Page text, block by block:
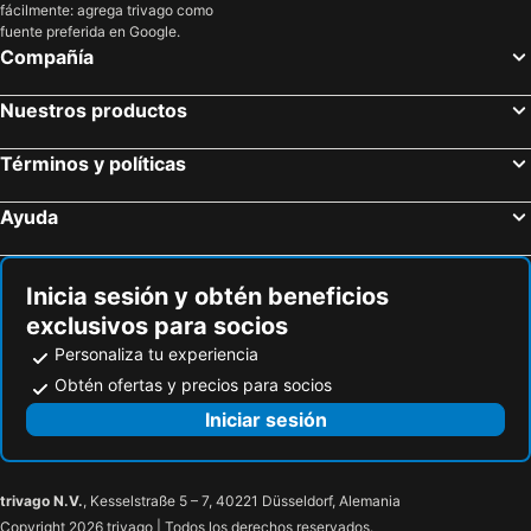
Hotel S16
Hamburgo, Hamburgo Hoteles
Fráncfort, Hesse Hoteles
Friburgo de Brisgovia, Baden-Wurtemberg Hoteles
fácilmente: agrega trivago como
fuente preferida en Google.
Compañía
Nuestros productos
Términos y políticas
Ayuda
Inicia sesión y obtén beneficios
exclusivos para socios
Personaliza tu experiencia
Obtén ofertas y precios para socios
Iniciar sesión
trivago N.V., Kesselstraße 5 – 7, 40221 Düsseldorf, Alemania
Copyright 2026 trivago | Todos los derechos reservados.